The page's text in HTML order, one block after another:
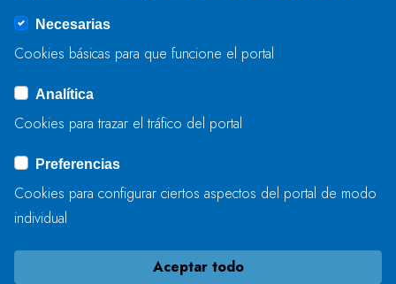
Se produjo un error al cargar el campo
ENVIAR
Necesarias
Cookies básicas para que funcione el portal
Analítica
Cookies para trazar el tráfico del portal
Preferencias
Cookies para configurar ciertos aspectos del portal de modo
individual
Aceptar todo